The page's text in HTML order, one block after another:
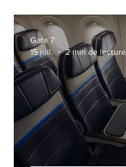
Gate 7
15 juil.
2 min de lecture